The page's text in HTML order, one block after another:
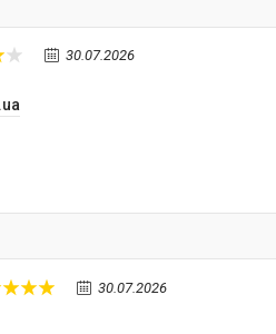
30.07.2026
30.07.2026